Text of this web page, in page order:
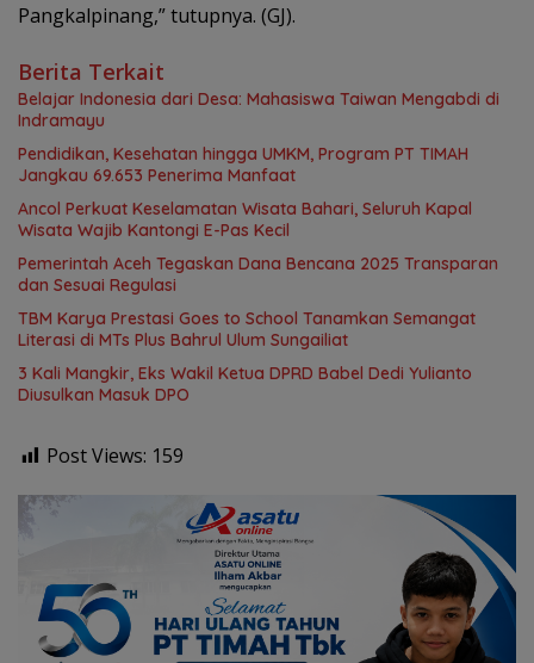
Pangkalpinang,” tutupnya. (GJ).
Berita Terkait
Belajar Indonesia dari Desa: Mahasiswa Taiwan Mengabdi di
Indramayu
Pendidikan, Kesehatan hingga UMKM, Program PT TIMAH
Jangkau 69.653 Penerima Manfaat
Ancol Perkuat Keselamatan Wisata Bahari, Seluruh Kapal
Wisata Wajib Kantongi E-Pas Kecil
Pemerintah Aceh Tegaskan Dana Bencana 2025 Transparan
dan Sesuai Regulasi
TBM Karya Prestasi Goes to School Tanamkan Semangat
Literasi di MTs Plus Bahrul Ulum Sungailiat
3 Kali Mangkir, Eks Wakil Ketua DPRD Babel Dedi Yulianto
Diusulkan Masuk DPO
Post Views: 159